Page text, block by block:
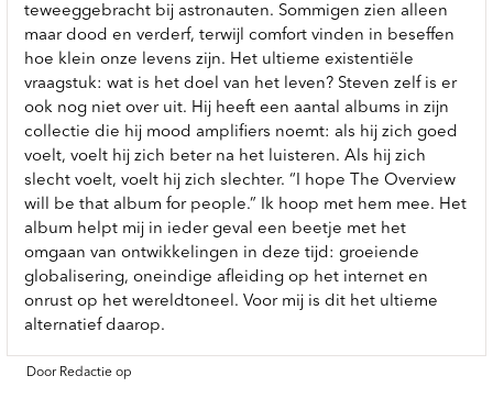
teweeggebracht bij astronauten. Sommigen zien alleen
maar dood en verderf, terwijl comfort vinden in beseffen
hoe klein onze levens zijn. Het ultieme existentiële
vraagstuk: wat is het doel van het leven? Steven zelf is er
ook nog niet over uit. Hij heeft een aantal albums in zijn
collectie die hij mood amplifiers noemt: als hij zich goed
voelt, voelt hij zich beter na het luisteren. Als hij zich
slecht voelt, voelt hij zich slechter. “I hope The Overview
will be that album for people.” Ik hoop met hem mee. Het
album helpt mij in ieder geval een beetje met het
omgaan van ontwikkelingen in deze tijd: groeiende
globalisering, oneindige afleiding op het internet en
onrust op het wereldtoneel. Voor mij is dit het ultieme
alternatief daarop.
Door Redactie op